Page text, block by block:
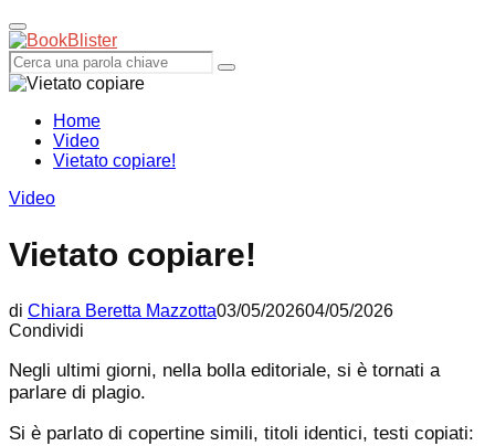
for:
Primary
Menu
Search
for:
Search
Home
Video
Vietato copiare!
Video
Vietato copiare!
di Chiara Beretta Mazzotta03/05/202604/05/2026
Condividi
Negli ultimi giorni, nella bolla editoriale, si è tornati a
parlare di plagio.
Si è parlato di copertine simili, titoli identici, testi copiati: